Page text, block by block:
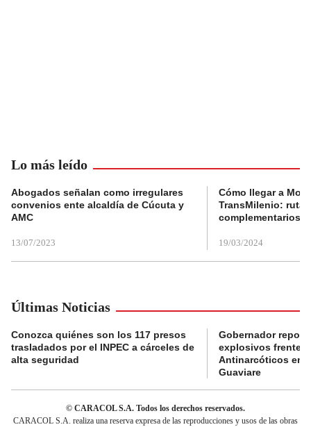
Lo más leído
Abogados señalan como irregulares
convenios ente alcaldía de Cúcuta y
AMC
13/07/2023
Cómo llegar a
TransMilenio:
complementarios
19/03/2024
Últimas Noticias
Conozca quiénes son los 117 presos
trasladados por el INPEC a cárceles de
alta seguridad
Gobernador
explosivos frente a
Antinarcóticos en
Guaviare
© CARACOL S.A. Todos los derechos reservados.
CARACOL S.A. realiza una reserva expresa de las reproducciones y usos de las obras